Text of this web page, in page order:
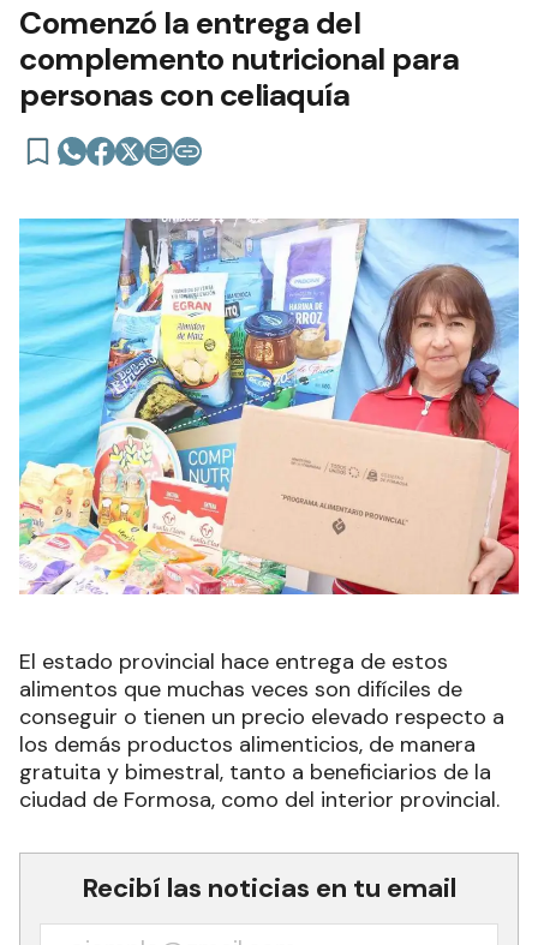
Comenzó la entrega del
complemento nutricional para
personas con celiaquía
El estado provincial hace entrega de estos
alimentos que muchas veces son difíciles de
conseguir o tienen un precio elevado respecto a
los demás productos alimenticios, de manera
gratuita y bimestral, tanto a beneficiarios de la
ciudad de Formosa, como del interior provincial.
Recibí las noticias en tu email